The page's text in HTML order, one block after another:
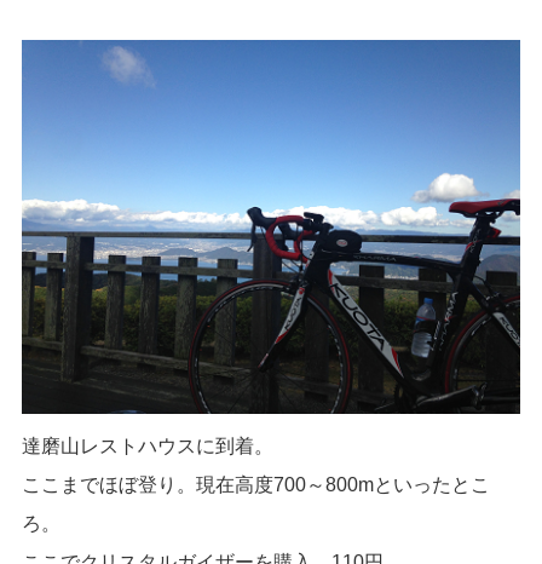
達磨山レストハウスに到着。
ここまでほぼ登り。現在高度700～800mといったとこ
ろ。